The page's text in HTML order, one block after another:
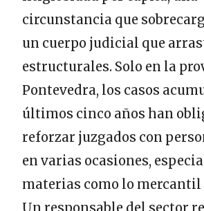
circunstancia que
un cuerpo judicial que
estructurales. Solo en la
Pontevedra, los casos
últimos cinco años han
reforzar juzgados con
en varias ocasiones,
materias como lo mercantil
Un responsable del sector